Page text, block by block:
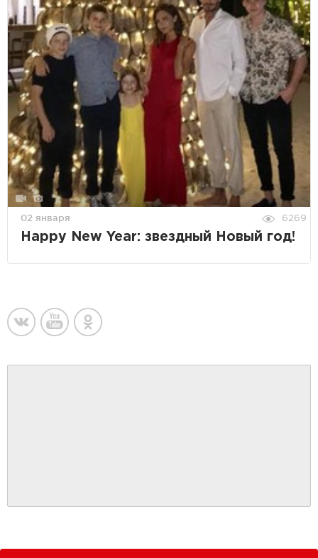
02 января 6269
Happy New Year: звездный Новый год!